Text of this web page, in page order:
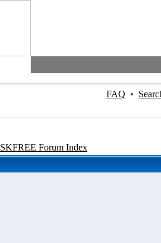
FAQ •
SKFREE Forum Index